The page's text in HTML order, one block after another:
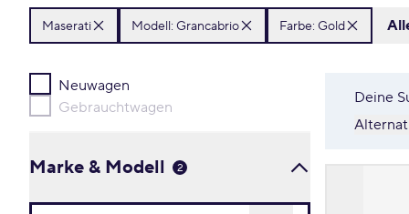
Maserati Modell: Grancabrio Farbe: Gold
Neuwagen
Gebrauchtwagen
Marke & Modell 2
Deine